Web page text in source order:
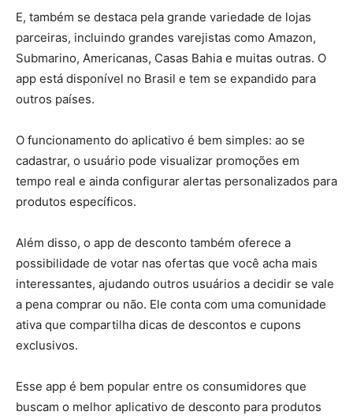
E, também se destaca pela grande variedade de lojas
parceiras, incluindo grandes varejistas como Amazon,
Submarino, Americanas, Casas Bahia e muitas outras. O
app está disponível no Brasil e tem se expandido para
outros países.
O funcionamento do aplicativo é bem simples: ao se
cadastrar, o usuário pode visualizar promoções em
tempo real e ainda configurar alertas personalizados para
produtos específicos.
Além disso, o app de desconto também oferece a
possibilidade de votar nas ofertas que você acha mais
interessantes, ajudando outros usuários a decidir se vale
a pena comprar ou não. Ele conta com uma comunidade
ativa que compartilha dicas de descontos e cupons
exclusivos.
Esse app é bem popular entre os consumidores que
buscam o melhor aplicativo de desconto para produtos